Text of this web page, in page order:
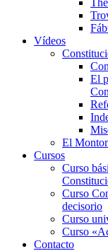
Vídeos
El
El
Cursos
Curso
Curso
decisorio
Curso
Curso
Contacto